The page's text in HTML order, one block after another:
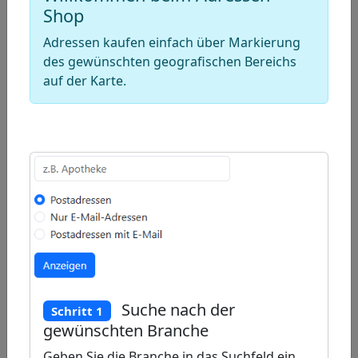
polygon
Draw
rectangle
Draw
Edit
Shop
Adressen kaufen einfach über Markierung
des gewünschten geografischen Bereichs
auf der Karte.
Schritt 1
Suche nach der
gewünschten Branche